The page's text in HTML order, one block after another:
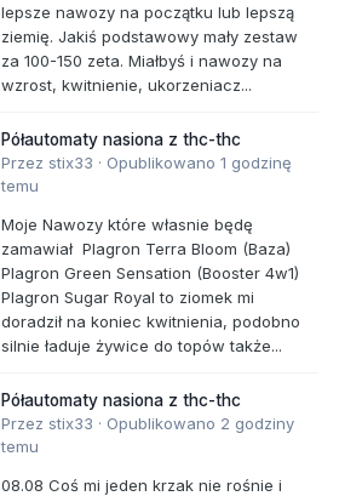
lepsze nawozy na początku lub lepszą
ziemię. Jakiś podstawowy mały zestaw
za 100-150 zeta. Miałbyś i nawozy na
wzrost, kwitnienie, ukorzeniacz...
Półautomaty nasiona z thc-thc
Przez stix33 · Opublikowano 1 godzinę
temu
Moje Nawozy które własnie będę
zamawiał Plagron Terra Bloom (Baza)
Plagron Green Sensation (Booster 4w1)
Plagron Sugar Royal to ziomek mi
doradził na koniec kwitnienia, podobno
silnie ładuje żywice do topów także...
Półautomaty nasiona z thc-thc
Przez stix33 · Opublikowano 2 godziny
temu
08.08 Coś mi jeden krzak nie rośnie i